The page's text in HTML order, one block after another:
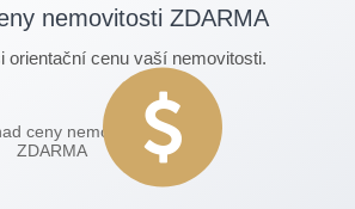
zasíláním obchodních sdělení
nemovitosti ZDARMA
orientační cenu vaší nemovitosti.